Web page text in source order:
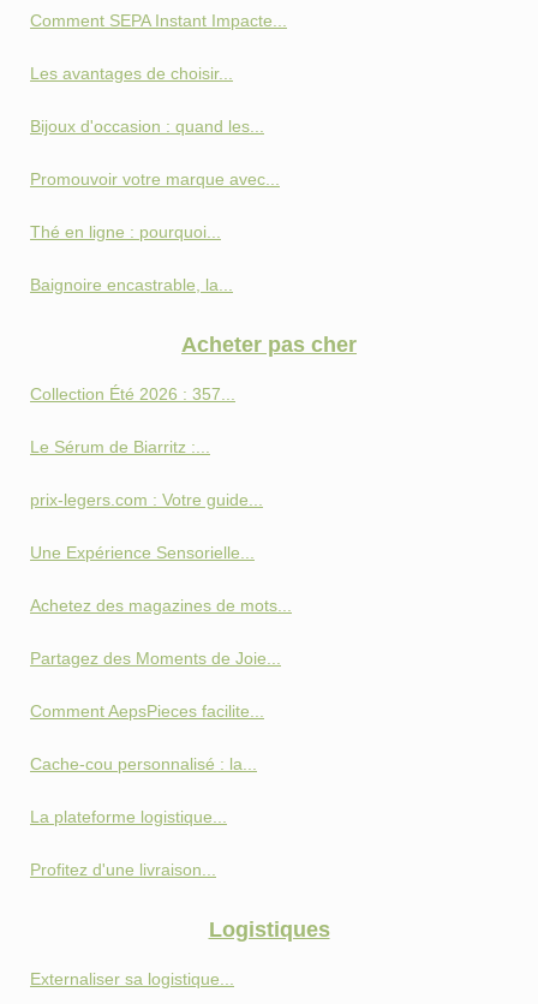
Comment SEPA Instant Impacte...
Les avantages de choisir...
Bijoux d'occasion : quand les...
Promouvoir votre marque avec...
Thé en ligne : pourquoi...
Baignoire encastrable, la...
Acheter pas cher
Collection Été 2026 : 357...
Le Sérum de Biarritz :...
prix-legers.com : Votre guide...
Une Expérience Sensorielle...
Achetez des magazines de mots...
Partagez des Moments de Joie...
Comment AepsPieces facilite...
Cache-cou personnalisé : la...
La plateforme logistique...
Profitez d'une livraison...
Logistiques
Externaliser sa logistique...